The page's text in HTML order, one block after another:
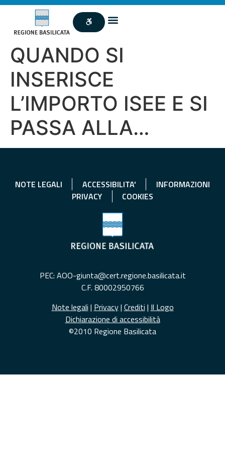
QUANDO SI
INSERISCE
L’IMPORTO ISEE E SI
PASSA ALLA…
NOTE LEGALI ACCESSIBILITA'
INFORMAZIONI
PRIVACY
COOKIES
PEC: AOO-giunta@cert.regione.basilicata.it
C.F. 80002950766
Note legali | Privacy| Crediti | Il Logo
Dichiarazione di accessibilità
©2010 Regione Basilicata